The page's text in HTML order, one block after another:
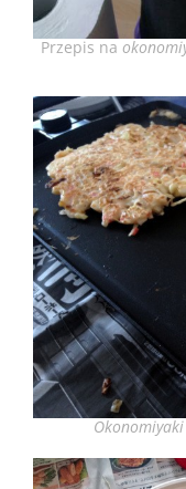
Przepis na
Okonomiyaki